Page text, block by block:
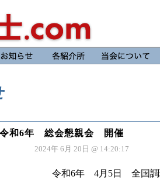
令和6年 総会懇親会 開催
2024年 6月 20日 @ 14:20:17
令和6年 4月5日 全国調